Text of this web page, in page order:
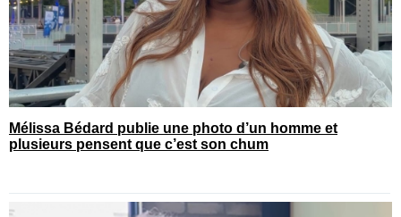
Mélissa Bédard publie une photo d’un homme et
plusieurs pensent que c’est son chum